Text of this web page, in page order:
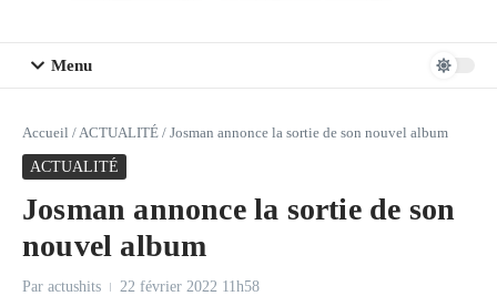
Menu
Accueil /ACTUALITÉ / Josman annonce la sortie de son nouvel album
ACTUALITÉ
Josman annonce la sortie de son
nouvel album
Par actushits 22 février 2022 11h58